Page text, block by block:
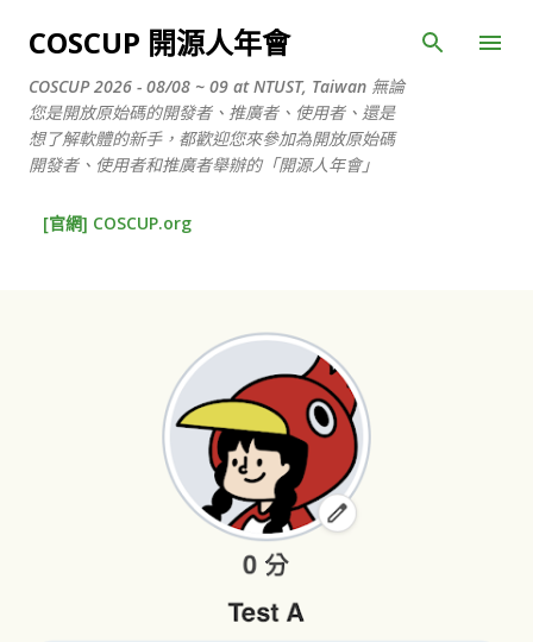
跳到主要內容
COSCUP 開源人年會
COSCUP 2026 - 08/08 ~ 09 at NTUST, Taiwan 無論
您是開放原始碼的開發者、推廣者、使用者、還是
想了解軟體的新手，都歡迎您來參加為開放原始碼
開發者、使用者和推廣者舉辦的「開源人年會」
[官網] COSCUP.org